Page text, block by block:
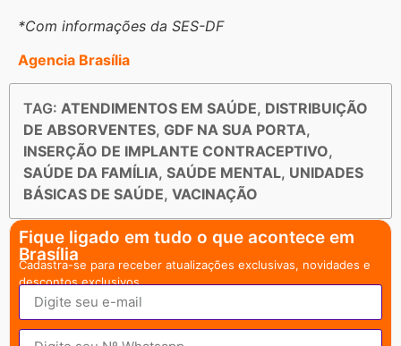
*Com informações da SES-DF
Agencia Brasília
TAG: ATENDIMENTOS EM SAÚDE, DISTRIBUIÇÃO
DE ABSORVENTES, GDF NA SUA PORTA,
INSERÇÃO DE IMPLANTE CONTRACEPTIVO,
SAÚDE DA FAMÍLIA, SAÚDE MENTAL, UNIDADES
BÁSICAS DE SAÚDE, VACINAÇÃO
Fique ligado em tudo o que acontece em
Brasília
Cadastra-se para receber atualizações exclusivas, novidades e
descontos exclusivos.